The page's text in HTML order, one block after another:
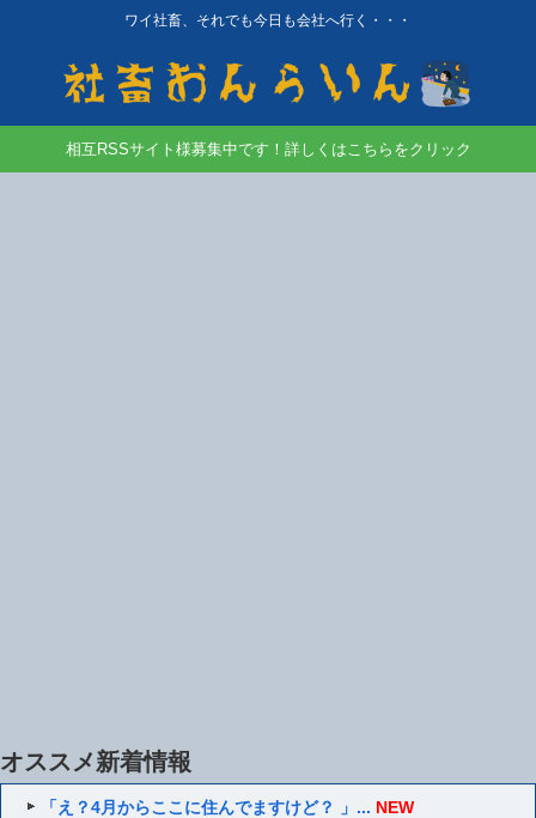
ワイ社畜、それでも今日も会社へ行く・・・
相互RSSサイト様募集中です！詳しくはこちらをクリック
オススメ新着情報
「え？4月からここに住んでますけど？ 」... NEW